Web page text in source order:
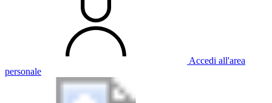
Accedi all'area
personale